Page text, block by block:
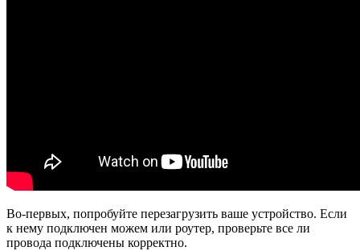
Во-первых, попробуйте перезагрузить ваше устройство. Если
к нему подключен можем или роутер, проверьте все ли
провода подключены корректно.